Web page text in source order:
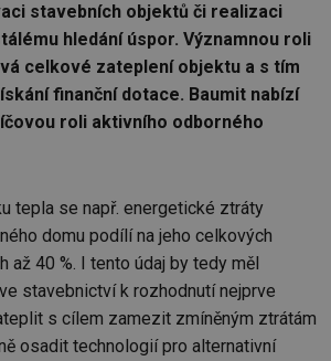
stavebních objektů či realizaci
hledání úspor. Významnou roli
celkové zateplení objektu a s tím
finanční dotace. Baumit nabízí
roli aktivního odborného
tepla se např. energetické ztráty
domu podílí na jeho celkových
až 40 %. I tento údaj by tedy měl
stavebnictví k rozhodnutí nejprve
s cílem zamezit zmíněným ztrátám
osadit technologií pro alternativní